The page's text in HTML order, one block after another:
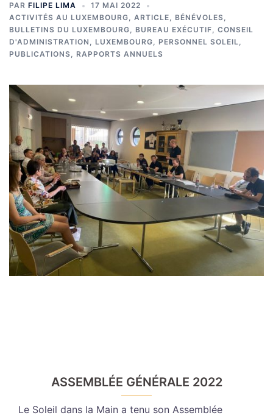
PAR FILIPE LIMA
17 MAI 2022
ACTIVITÉS AU LUXEMBOURG, ARTICLE, BÉNÉVOLES,
BULLETINS DU LUXEMBOURG, BUREAU EXÉCUTIF, CONSEIL
D'ADMINISTRATION , LUXEMBOURG, PERSONNEL SOLEIL,
PUBLICATIONS, RAPPORTS ANNUELS
ASSEMBLÉE GÉNÉRALE 2022
Le Soleil dans la Main a tenu son Assemblée